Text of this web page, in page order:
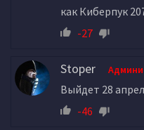
как Киберпук
-27
Stoper
Выйдет 28
-46